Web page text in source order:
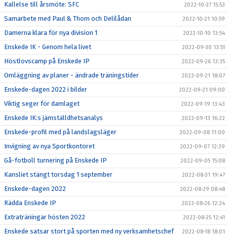
Kallelse till årsmöte: SFC 2022-10-27 15:53
Samarbete med Paul & Thom och Delilådan 2022-10-21 10:59
Damerna klara för nya division 1 2022-10-10 13:54
Enskede IK - Genom hela livet 2022-09-30 13:51
Höstlovscamp på Enskede IP 2022-09-26 13:35
Omläggning av planer - ändrade träningstider 2022-09-21 18:07
Enskede-dagen 2022 i bilder 2022-09-21 09:00
Viktig seger för damlaget 2022-09-19 13:43
Enskede IK:s jämställdhetsanalys 2022-09-13 16:22
Enskede-profil med på landslagsläger 2022-09-08 11:00
Invigning av nya Sportkontoret 2022-09-07 12:39
Gå-fotboll turnering på Enskede IP 2022-09-05 15:08
Kansliet stängt torsdag 1 september 2022-08-31 19:47
Enskede-dagen 2022 2022-08-29 08:48
Rädda Enskede IP 2022-08-26 12:34
Extraträningar hösten 2022 2022-08-25 12:41
Enskede satsar stort på sporten med ny verksamhetschef 2022-08-18 18:01